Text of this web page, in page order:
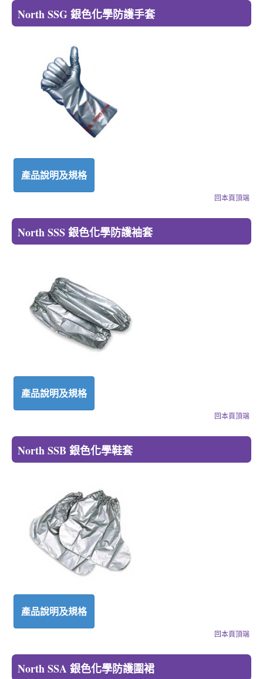
North SSG 銀色化學防護手套
產品說明及規格
回本頁頂端
North SSS 銀色化學防護袖套
產品說明及規格
回本頁頂端
North SSB 銀色化學鞋套
產品說明及規格
回本頁頂端
North SSA 銀色化學防護圍裙